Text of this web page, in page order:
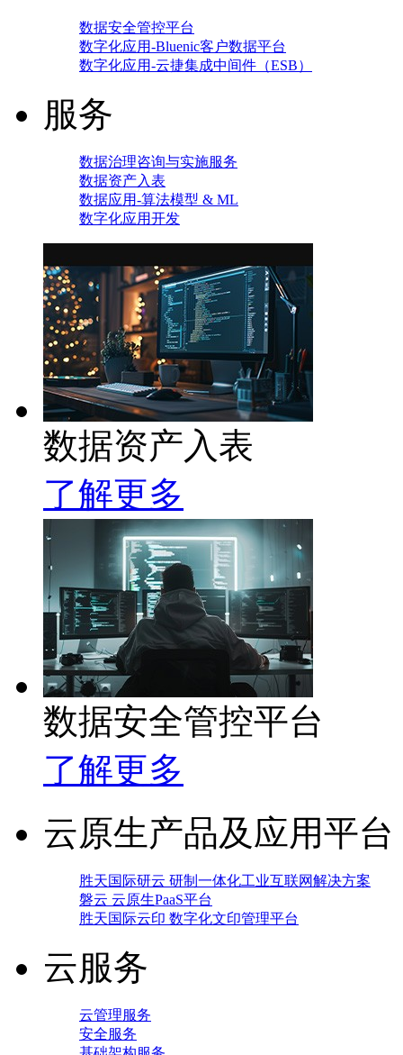
数据安全管控平台
数字化应用-Bluenic客户数据平台
数字化应用-云捷集成中间件（ESB）
服务
数据治理咨询与实施服务
数据资产入表
数据应用-算法模型 & ML
数字化应用开发
数据资产入表
了解更多
数据安全管控平台
了解更多
云原生产品及应用平台
胜天国际研云 研制一体化工业互联网解决方案
磐云 云原生PaaS平台
胜天国际云印 数字化文印管理平台
云服务
云管理服务
安全服务